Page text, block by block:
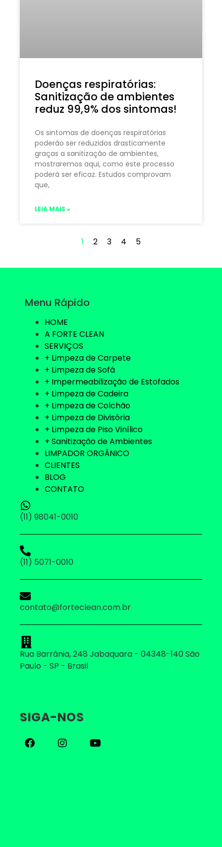
Doenças respiratórias:
Sanitização de ambientes
reduz 99,9% dos sintomas!
Os sintomas de doenças respiratórias
poderão ser reduzidos drasticamente
graças a sanitização de ambientes,
mostraremos aqui, como este processo
poderá ser eficaz. Estudos comprovam
que,
LEIA MAIS »
1 2 3 4 5
Menu Rápido
HOME
A FORTE CLEAN
SERVIÇOS
+ Limpeza de Carpete
+ Limpeza de Sofá
+ Impermeabilização de Estofados
+ Limpeza de Cadeira
+ Limpeza de Colchão
+ Limpeza de Divisória
+ Limpeza de Piso Vinílico
+ Sanitização de Ambientes
LIMPADOR ORGÂNICO
CLIENTES
BLOG
CONTATO
(11) 98041-0010
(11) 5071-0010
contato@forteclean.com.br
Rua Barrânia, 248 Jabaquara - 04348-140 São
Paulo - SP - Brasil
SIGA-NOS